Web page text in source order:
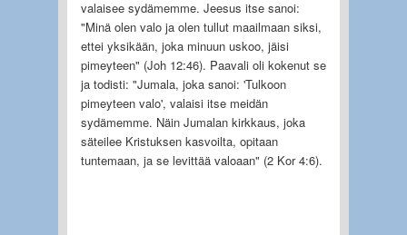
valaisee sydämemme. Jeesus itse sanoi:
"Minä olen valo ja olen tullut maailmaan siksi,
ettei yksikään, joka minuun uskoo, jäisi
pimeyteen" (Joh 12:46). Paavali oli kokenut se
ja todisti: "Jumala, joka sanoi: 'Tulkoon
pimeyteen valo', valaisi itse meidän
sydämemme. Näin Jumalan kirkkaus, joka
säteilee Kristuksen kasvoilta, opitaan
tuntemaan, ja se levittää valoaan" (2 Kor 4:6).